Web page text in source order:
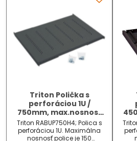
Triton Polička s
perforáciou 1U /
750mm, max.nosnost
150kg, čer.
Triton RABUP750H4; Polica s
perforáciou 1U. Maximálna
nosnosť police je 150